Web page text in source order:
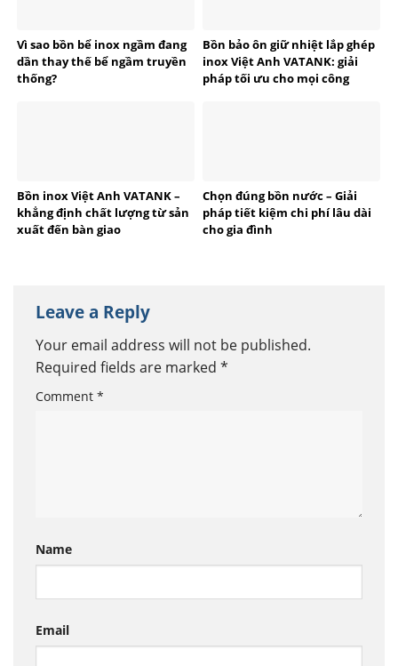
Vì sao bồn bể inox ngầm đang
dần thay thế bể ngầm truyền
thống?
Bồn bảo ôn giữ nhiệt lắp ghép
inox Việt Anh VATANK: giải
pháp tối ưu cho mọi công
Bồn inox Việt Anh VATANK –
khẳng định chất lượng từ sản
xuất đến bàn giao
Chọn đúng bồn nước – Giải
pháp tiết kiệm chi phí lâu dài
cho gia đình
Leave a Reply
Your email address will not be published.
Required fields are marked *
Comment *
Name
Email